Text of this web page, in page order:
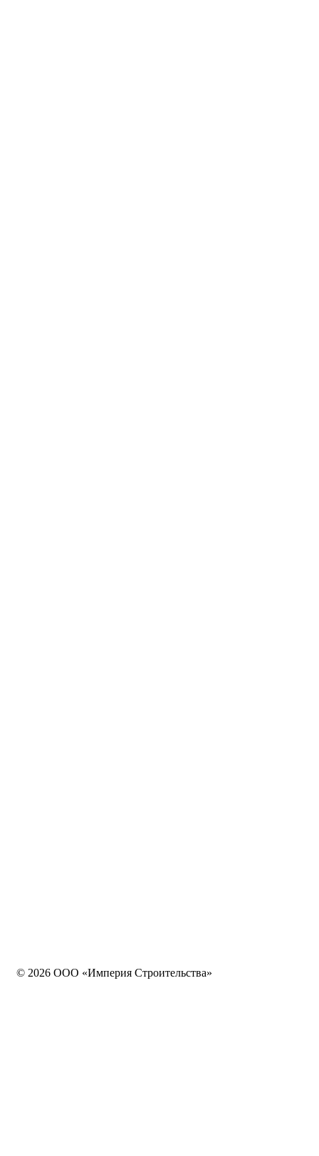
© 2026 ООО «Империя Строительства»